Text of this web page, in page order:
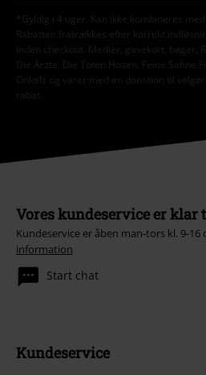
*Gyldig i 4 uger. Kan ikke kombineres
Rabatten fratrækkes efter korrekt
inden checkout. Medier, gavekort, bøger,
Die Ärzte, Die Toten Hosen, Feine Sahne
Onkelz og varer med en donation til
rabat.
Vores kundeservice er
Kundeservice er åben man-tors kl. 9-16
information
Start chat
Kundeservice